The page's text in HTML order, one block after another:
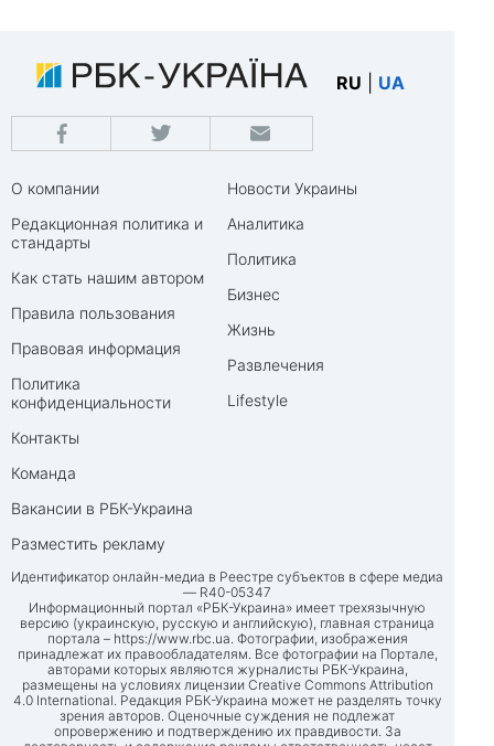
RU UA
О компании
Редакционная политика и
стандарты
Как стать нашим автором
Правила пользования
Правовая информация
Политика
конфиденциальности
Контакты
Команда
Вакансии в РБК-Украина
Разместить рекламу
Новости Украины
Аналитика
Политика
Бизнес
Жизнь
Развлечения
Lifestyle
Идентификатор онлайн-медиа в Реестре субъектов в сфере медиа
— R40-05347
Информационный портал «РБК-Украина» имеет трехязычную
версию (украинскую, русскую и английскую), главная страница
портала – https://www.rbc.ua. Фотографии, изображения
принадлежат их правообладателям. Все фотографии на Портале,
авторами которых являются журналисты РБК-Украина,
размещены на условиях лицензии Creative Commons Attribution
4.0 International. Редакция РБК-Украина может не разделять точку
зрения авторов. Оценочные суждения не подлежат
опровержению и подтверждению их правдивости. За